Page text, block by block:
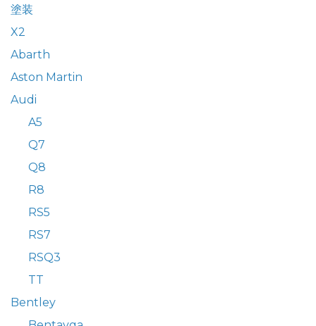
塗装
X2
Abarth
Aston Martin
Audi
A5
Q7
Q8
R8
RS5
RS7
RSQ3
TT
Bentley